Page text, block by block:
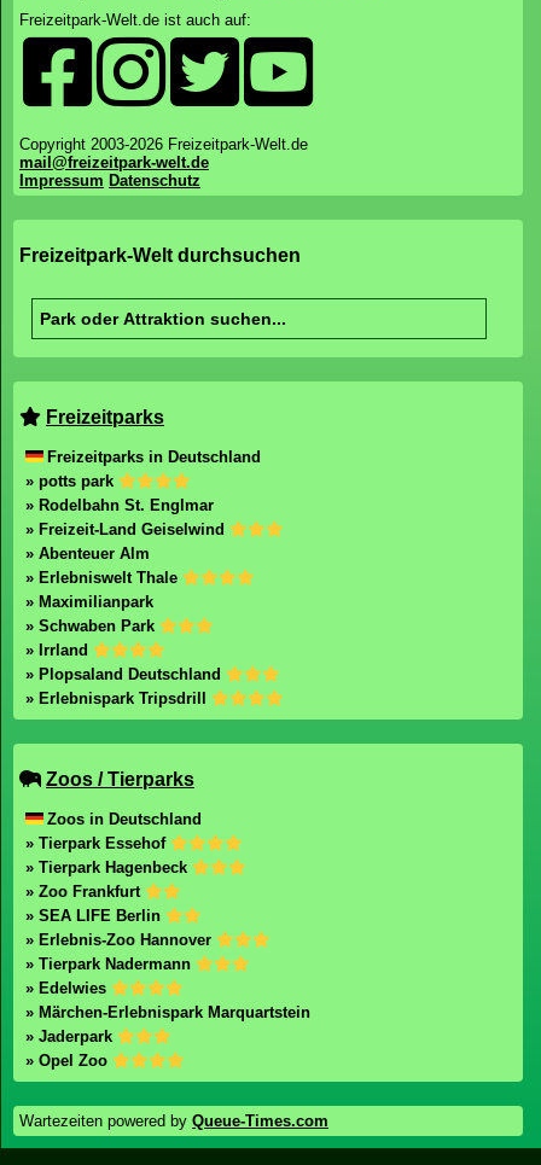
Freizeitpark-Welt.de ist auch auf:
Copyright 2003-2026 Freizeitpark-Welt.de
mail@freizeitpark-welt.de
Impressum Datenschutz
Freizeitpark-Welt durchsuchen
Freizeitparks
Freizeitparks in Deutschland
» potts park
» Rodelbahn St. Englmar
» Freizeit-Land Geiselwind
» Abenteuer Alm
» Erlebniswelt Thale
» Maximilianpark
» Schwaben Park
» Irrland
» Plopsaland Deutschland
» Erlebnispark Tripsdrill
Zoos / Tierparks
Zoos in Deutschland
» Tierpark Essehof
» Tierpark Hagenbeck
» Zoo Frankfurt
» SEA LIFE Berlin
» Erlebnis-Zoo Hannover
» Tierpark Nadermann
» Edelwies
» Märchen-Erlebnispark Marquartstein
» Jaderpark
» Opel Zoo
Wartezeiten powered by Queue-Times.com